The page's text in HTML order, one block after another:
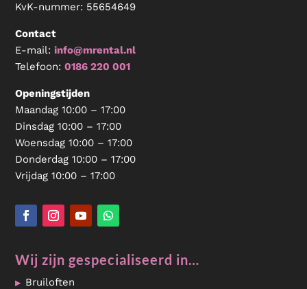
KvK-nummer: 55654649
Contact
E-mail:info@mrental.nl
Telefoon:0186 220 001
Openingstijden
Maandag 10:00 – 17:00
Dinsdag 10:00 – 17:00
Woensdag 10:00 – 17:00
Donderdag 10:00 – 17:00
Vrijdag 10:00 – 17:00
Wij zijn gespecialiseerd in…
Bruiloften